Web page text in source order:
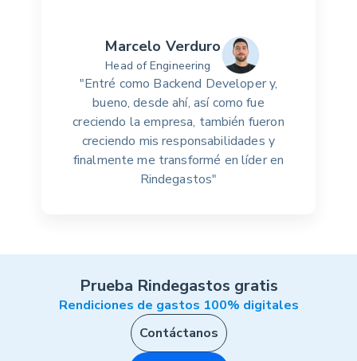
Marcelo Verduro
Head of Engineering
"Entré como Backend Developer y,
bueno, desde ahí, así como fue
creciendo la empresa, también fueron
creciendo mis responsabilidades y
finalmente me transformé en líder en
Rindegastos"
Prueba Rindegastos gratis
Rendiciones de gastos 100% digitales
Contáctanos